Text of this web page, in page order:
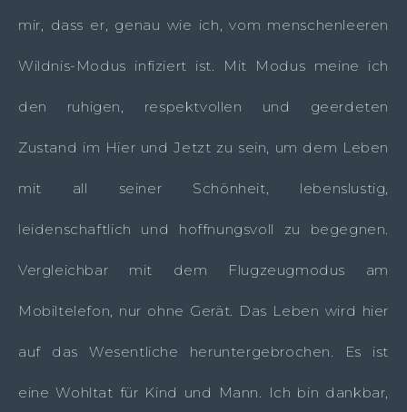
mir, dass er, genau wie ich, vom menschenleeren
Wildnis-Modus infiziert ist. Mit Modus meine ich
den ruhigen, respektvollen und geerdeten
Zustand im Hier und Jetzt zu sein, um dem Leben
mit all seiner Schönheit, lebenslustig,
leidenschaftlich und hoffnungsvoll zu begegnen.
Vergleichbar mit dem Flugzeugmodus am
Mobiltelefon, nur ohne Gerät. Das Leben wird hier
auf das Wesentliche heruntergebrochen. Es ist
eine Wohltat für Kind und Mann. Ich bin dankbar,